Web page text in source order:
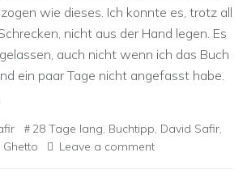
wie dieses. Ich konnte es, trotz all
nicht aus der Hand legen. Es
auch nicht wenn ich das Buch
ein paar Tage nicht angefasst habe.
28 Tage lang, Buchtipp, David Safir,
Leave a comment